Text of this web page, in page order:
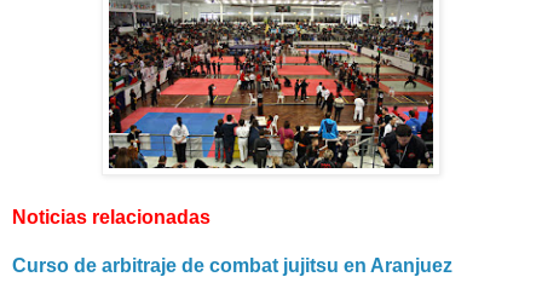
Noticias relacionadas
Curso de arbitraje de combat jujitsu en Aranjuez